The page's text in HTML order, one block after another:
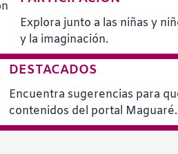
Explora junto a las niñas y
y la imaginación.
DESTACADOS
Encuentra sugerencias para
contenidos del portal Maguaré.